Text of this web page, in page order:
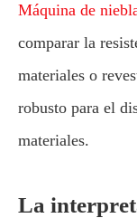
Máquina de
comparar la
materiales o
robusto para el
materiales.
La